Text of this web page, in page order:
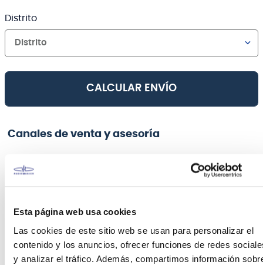
Esta página web usa cookies
Las cookies de este sitio web se usan para personalizar el
contenido y los anuncios, ofrecer funciones de redes
y analizar el tráfico. Además, compartimos información
Distrito
Distrito
CALCULAR ENVÍO
Canales de venta y asesoría
WhatsApp